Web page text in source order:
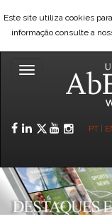
Este site utiliza cookies
informação consulte a
Toggle
Facebook
PT